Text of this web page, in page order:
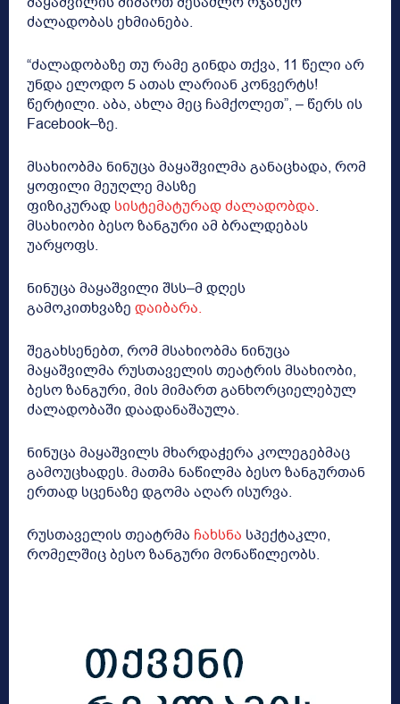
ძალადობას ეხმიანება.
“ძალადობაზე თუ რამე გინდა თქვა, 11 წელი არ
უნდა ელოდო 5 ათას ლარიან კონვერტს!
წერტილი. აბა, ახლა მეც ჩამქოლეთ”, – წერს ის
Facebook–ზე.
მსახიობმა ნინუცა მაყაშვილმა განაცხადა, რომ
ყოფილი მეუღლე მასზე
ფიზიკურად სისტემატურად ძალადობდა.
მსახიობი ბესო ზანგური ამ ბრალდებას
უარყოფს.
ნინუცა მაყაშვილი შსს–მ დღეს
გამოკითხვაზე დაიბარა.
შეგახსენებთ, რომ მსახიობმა ნინუცა
მაყაშვილმა რუსთაველის თეატრის მსახიობი,
ბესო ზანგური, მის მიმართ განხორციელებულ
ძალადობაში დაადანაშაულა.
ნინუცა მაყაშვილს მხარდაჭერა კოლეგებმაც
გამოუცხადეს. მათმა ნაწილმა ბესო ზანგურთან
ერთად სცენაზე დგომა აღარ ისურვა.
რუსთაველის თეატრმა ჩახსნა სპექტაკლი,
რომელშიც ბესო ზანგური მონაწილეობს.